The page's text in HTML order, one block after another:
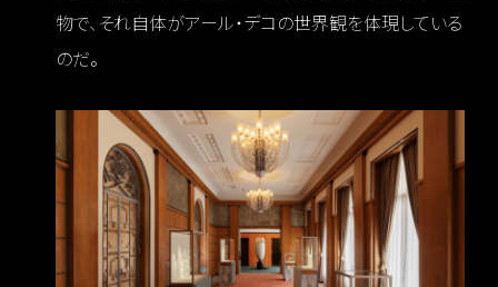
物で、それ自体がアール・デコの世界観を体現している
のだ。